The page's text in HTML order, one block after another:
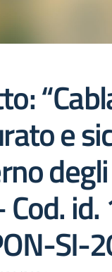
e
Cod.
SI-